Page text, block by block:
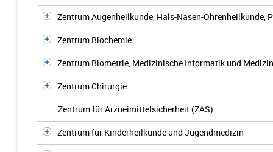
Zentrum Augenheilkunde, Hals-Nasen-Ohrenheilkunde,
Zentrum Biochemie
Zentrum Biometrie, Medizinische Informatik und
Zentrum Chirurgie
Zentrum für Arzneimittelsicherheit (ZAS)
Zentrum für Kinderheilkunde und Jugendmedizin